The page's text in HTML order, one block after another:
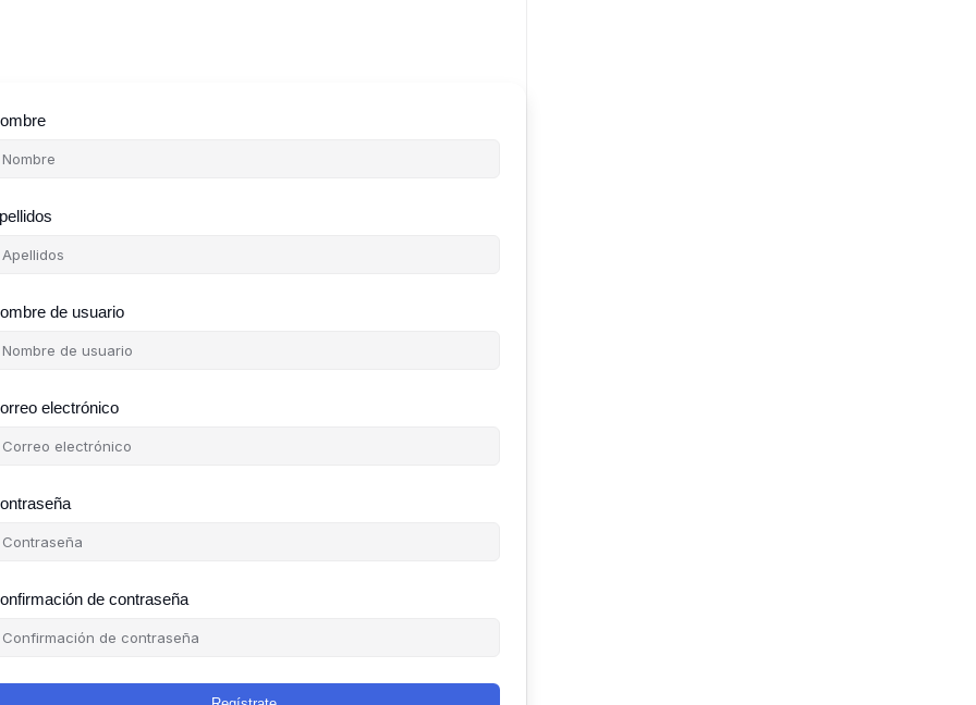
de usuario
electrónico
de contraseña